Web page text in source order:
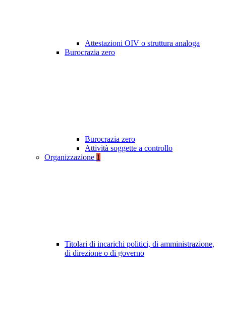
Attestazioni OIV o struttura analoga
Burocrazia zero
Burocrazia zero
Attività soggette a controllo
Organizzazione 1
Titolari di incarichi politici, di amministrazione,
di direzione o di governo